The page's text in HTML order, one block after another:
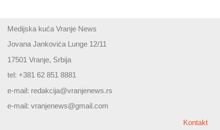
Medijska kuća Vranje News
Jovana Jankovića Lunge 12/11
17501 Vranje, Srbija
tel: +381 62 851 8881
e-mail: redakcija@vranjenews.rs
e-mail: vranjenews@gmail.com
Kontakt